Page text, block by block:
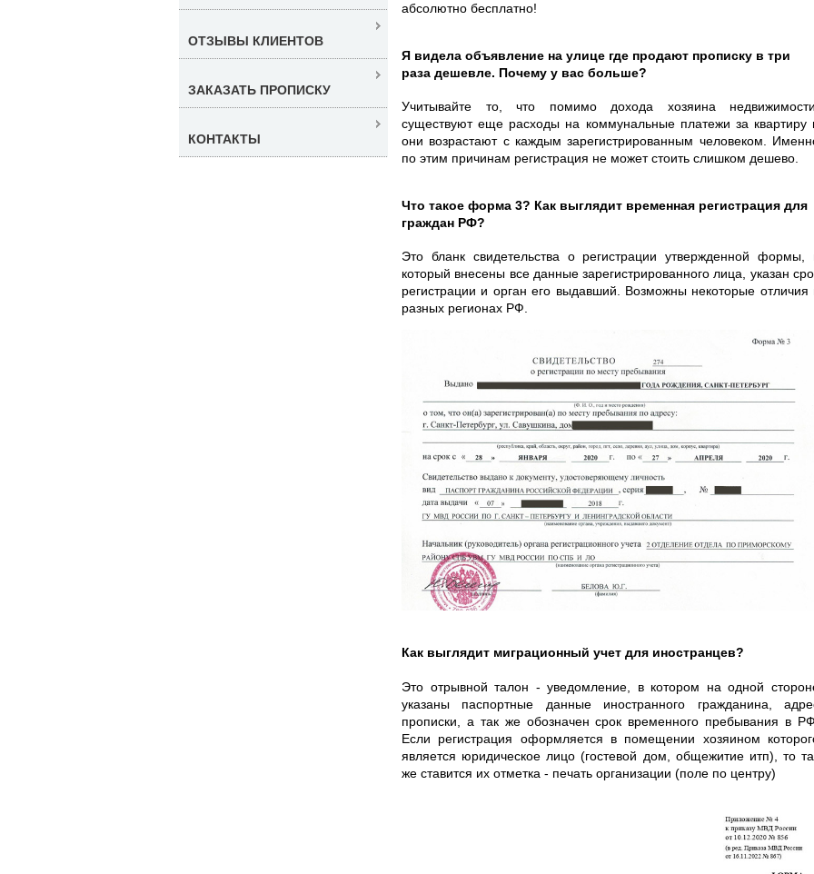
абсолютно бесплатно!
Я видела объявление на улице где продают прописку в три
раза дешевле. Почему у вас больше?
Учитывайте то, что помимо дохода хозяина
существуют еще расходы на коммунальные платежи за квартиру
они возрастают с каждым зарегистрированным человеком.
по этим причинам регистрация не может стоить слишком дешево.
Что такое форма 3? Как выглядит временная регистрация для
граждан РФ?
Это бланк свидетельства о регистрации утвержденной формы,
который внесены все данные зарегистрированного лица, указан
регистрации и орган его выдавший. Возможны некоторые отличия
разных регионах РФ.
Как выглядит миграционный учет для иностранцев?
Это отрывной талон - уведомление, в котором на одной
указаны паспортные данные иностранного гражданина,
прописки, а так же обозначен срок временного пребывания в РФ.
Если регистрация оформляется в помещении хозяином
является юридическое лицо (гостевой дом, общежитие итп), то
же ставится их отметка - печать организации (поле по центру)
ОТЗЫВЫ КЛИЕНТОВ
ЗАКАЗАТЬ ПРОПИСКУ
КОНТАКТЫ